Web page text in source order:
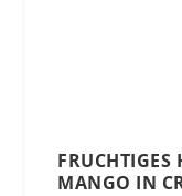
MANGO IN